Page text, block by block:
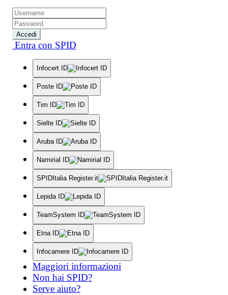
Accedi
Entra con SPID
Infocert ID
Poste ID
Tim ID
Sielte ID
Aruba ID
Namirial ID
SPIDItalia Register.it
Lepida ID
TeamSystem ID
Etna ID
Infocamere ID
Maggiori informazioni
Non hai SPID?
Serve aiuto?